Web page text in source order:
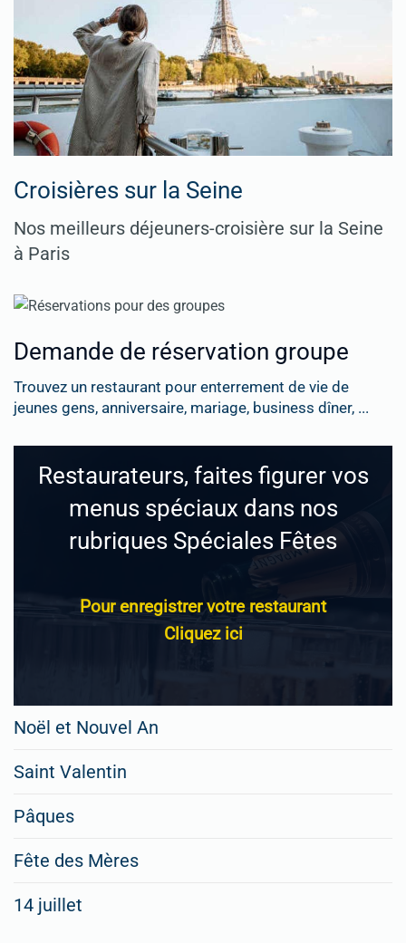
Croisières sur la Seine
Nos meilleurs déjeuners-croisière sur la Seine
à Paris
Demande de réservation groupe
Trouvez un restaurant pour enterrement de vie de
jeunes gens, anniversaire, mariage, business dîner, ...
Restaurateurs, faites figurer vos
menus spéciaux dans nos
rubriques Spéciales Fêtes
Pour enregistrer votre restaurant
Cliquez ici
Noël et Nouvel An
Saint Valentin
Pâques
Fête des Mères
14 juillet